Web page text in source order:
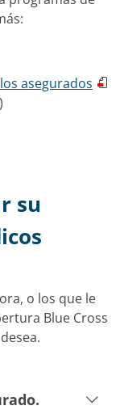
asegurados
su
o los que le
Blue Cross
desea.